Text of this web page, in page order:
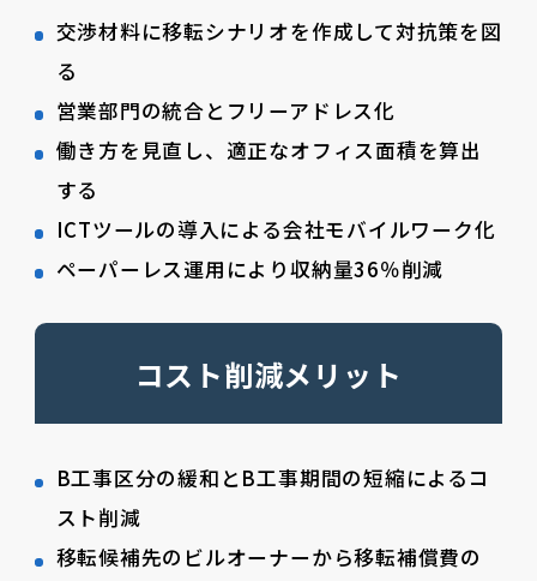
交渉材料に移転シナリオを作成して対抗策を図
る
営業部門の統合とフリーアドレス化
働き方を見直し、適正なオフィス面積を算出
する
ICTツールの導入による会社モバイルワーク化
ペーパーレス運用により収納量36％削減
コスト削減メリット
B工事区分の緩和とB工事期間の短縮によるコ
スト削減
移転候補先のビルオーナーから移転補償費の